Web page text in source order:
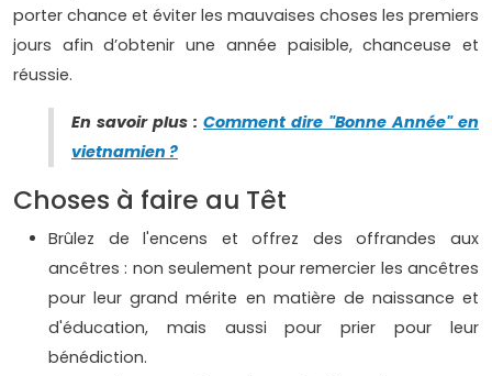
porter chance et éviter les mauvaises choses les premiers
jours afin d’obtenir une année paisible, chanceuse et
réussie.
En savoir plus : Comment dire "Bonne Année" en
vietnamien ?
Choses à faire au Têt
Brûlez de l'encens et offrez des offrandes aux
ancêtres : non seulement pour remercier les ancêtres
pour leur grand mérite en matière de naissance et
d'éducation, mais aussi pour prier pour leur
bénédiction.